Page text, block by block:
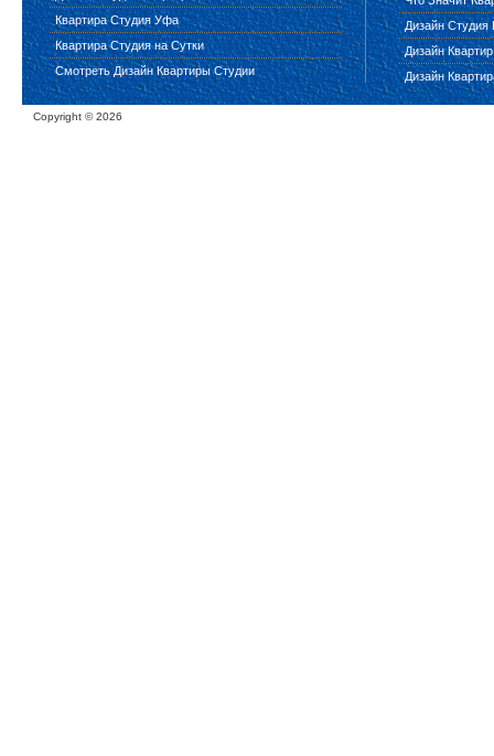
Квартира Студия Уфа
Квартира Студия на Сутки
Смотреть Дизайн Квартиры Студии
Дизайн Студия
Дизайн
Дизайн
Copyright ©2026